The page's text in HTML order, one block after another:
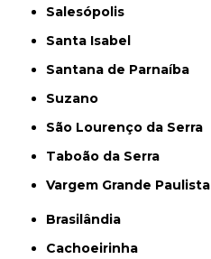
Salesópolis
Santa Isabel
Santana de Parnaíba
Suzano
São Lourenço da Serra
Taboão da Serra
Vargem Grande Paulista
Brasilândia
Cachoeirinha